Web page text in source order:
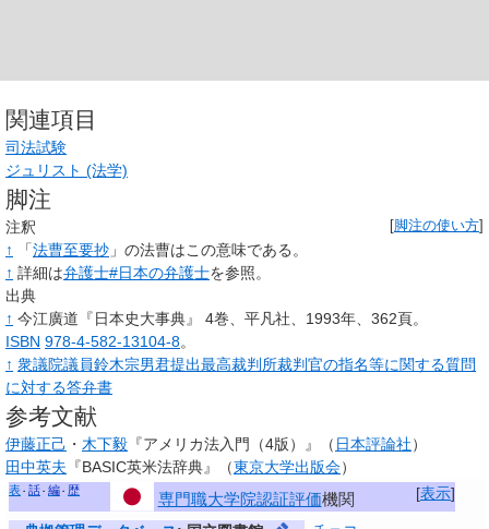
関連項目
司法試験
ジュリスト (法学)
脚注
脚注の使い方
注釈
↑
「法曹至要抄 」の法曹はこの意味である。
↑ 詳細は弁護士#日本の弁護士を参照。
出典
↑ 今江廣道『日本史大事典』
4巻、平凡社、1993年、362頁。
ISBN 978-4-582-13104-8。
↑ 衆議院議員鈴木宗男君提出最高裁判所裁判官の指名等に関する質問
に対する答弁書
参考文献
伊藤正己 ・ 木下毅 『アメリカ法入門（4版）』（ 日本評論社）
田中英夫 『BASIC英米法辞典』（東京大学出版会）
[表示]
表 話 編 歴 専門職大学院認証評価機関